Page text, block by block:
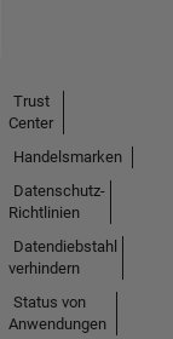
Trust
Center
Handelsmarken
Datenschutz-
Richtlinien
Datendiebstahl
verhindern
Status von
Anwendungen